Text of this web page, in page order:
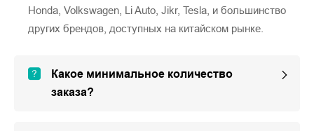
Honda, Volkswagen, Li Auto, Jikr, Tesla, и большинство
других брендов, доступных на китайском рынке.
Какое минимальное количество
заказа?